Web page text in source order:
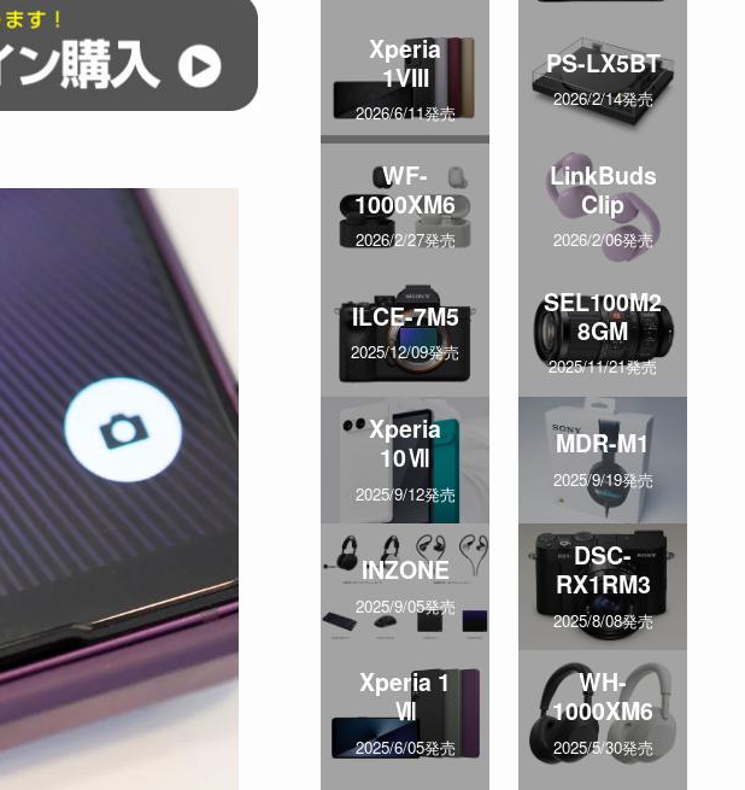
Xperia
1VIII
2026/6/11発売
PS-LX5BT
2026/2/14発売
WF-
1000XM6
2026/2/27発売
LinkBuds
Clip
2026/2/06発売
ILCE-7M5
2025/12/09発売
SEL100M2
8GM
2025/11/21発売
Xperia
10Ⅶ
2025/9/12発売
MDR-M1
2025/9/19発売
INZONE
2025/9/05発売
DSC-
RX1RM3
2025/8/08発売
Xperia 1
Ⅶ
2025/6/05発売
WH-
1000XM6
2025/5/30発売